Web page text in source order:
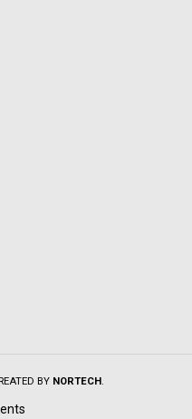
BY NORTECH.